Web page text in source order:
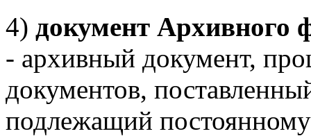
4) документ Архивного
- архивный документ,
документов,
подлежащий